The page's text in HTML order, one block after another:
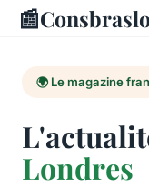
📰
🌍 Le magazine
Londres